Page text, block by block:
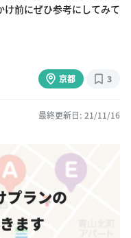
け前にぜひ参考にしてみて
京都 3
最終更新日: 21/11/16